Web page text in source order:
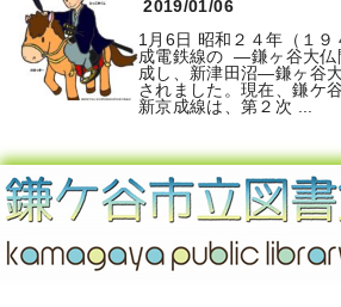
2019/01/06
1月6日 昭和２４年（１
成電鉄線の ―鎌ヶ谷大仏
成し、新津田沼―鎌ヶ谷
されました。現在、鎌ケ
新京成線は、第２次 ...